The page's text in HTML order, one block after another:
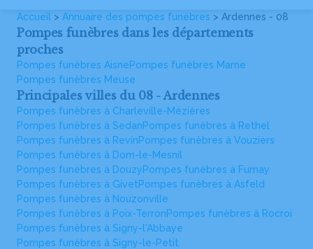
Accueil > Annuaire des pompes funèbres > Ardennes - 08
Pompes funèbres dans les départements
proches
Pompes funèbres AisnePompes funèbres Marne
Pompes funèbres Meuse
Principales villes du 08 - Ardennes
Pompes funèbres à Charleville-Mézières
Pompes funèbres à SedanPompes funèbres à Rethel
Pompes funèbres à RevinPompes funèbres à Vouziers
Pompes funèbres à Dom-le-Mesnil
Pompes funèbres à DouzyPompes funèbres à Fumay
Pompes funèbres à GivetPompes funèbres à Asfeld
Pompes funèbres à Nouzonville
Pompes funèbres à Poix-TerronPompes funèbres à Rocroi
Pompes funèbres à Signy-l'Abbaye
Pompes funèbres à Signy-le-Petit